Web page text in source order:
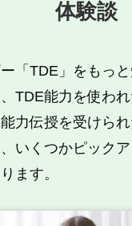
体験談
「TDE」をもっ
TDE能力を使わ
力伝授を受けら
いくつかピック
ます。